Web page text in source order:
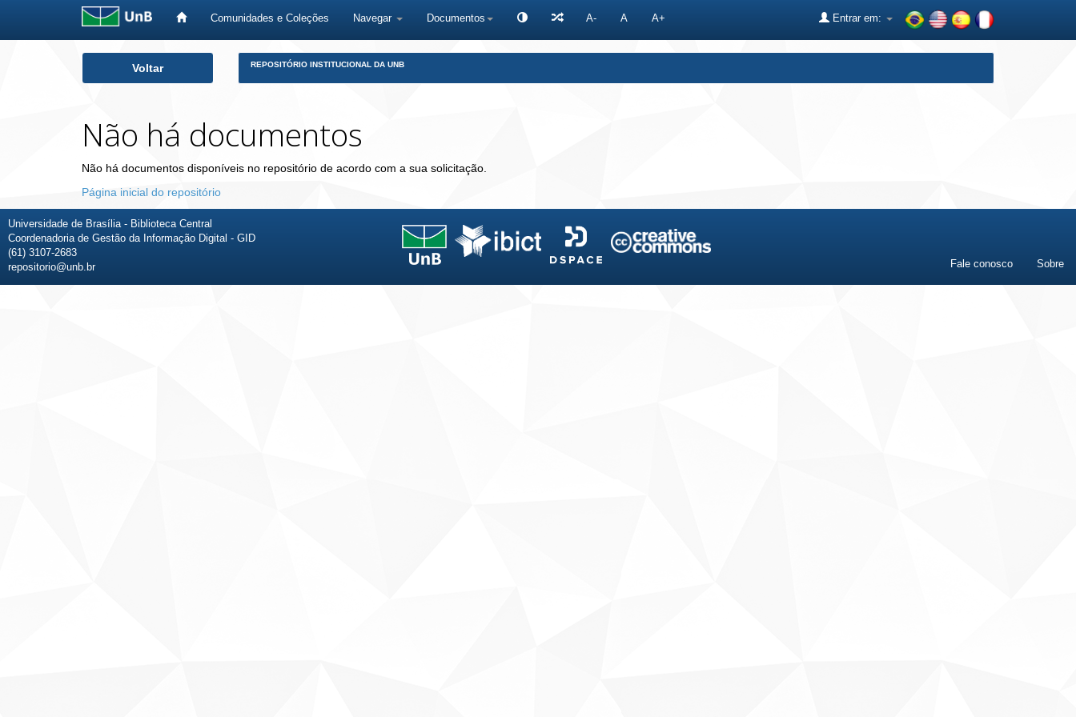
Comunidades e Coleções Navegar Documentos A- A A+ Entrar em:
Voltar REPOSITÓRIO INSTITUCIONAL DA UNB
Não há documentos
Não há documentos disponíveis no repositório de acordo com a sua solicitação.
Página inicial do repositório
Universidade de Brasília - Biblioteca Central
Coordenadoria de Gestão da Informação Digital - GID
(61) 3107-2683
repositorio@unb.br
Fale conosco Sobre